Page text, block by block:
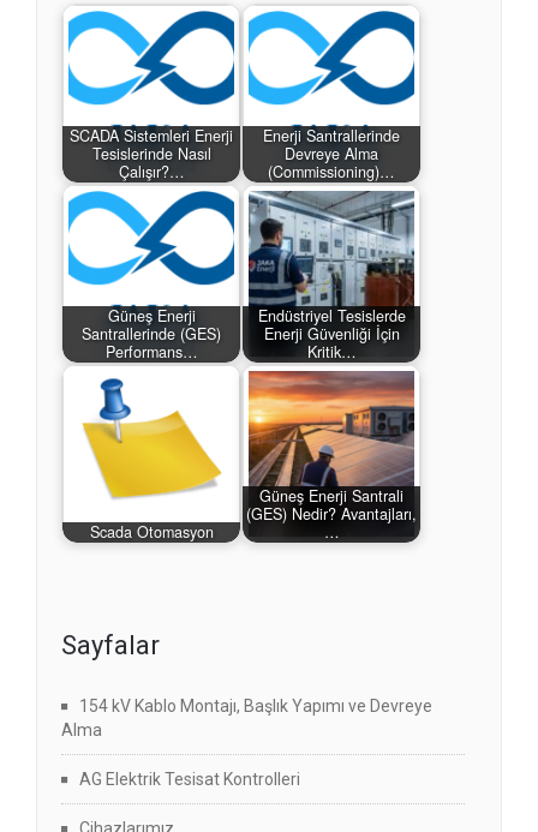
SCADA Sistemleri Enerji
Tesislerinde Nasıl
Çalışır?…
Enerji Santrallerinde
Devreye Alma
(Commissioning)…
Güneş Enerji
Santrallerinde (GES)
Performans…
Endüstriyel Tesislerde
Enerji Güvenliği İçin
Kritik…
Scada Otomasyon
Güneş Enerji Santrali
(GES) Nedir? Avantajları,
…
Sayfalar
154 kV Kablo Montajı, Başlık Yapımı ve Devreye
Alma
AG Elektrik Tesisat Kontrolleri